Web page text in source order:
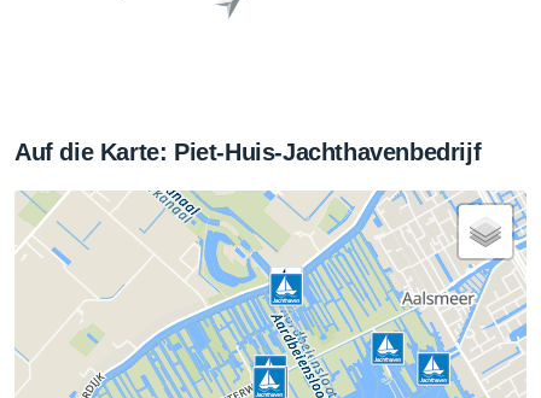
Auf die Karte: Piet-Huis-Jachthavenbedrijf